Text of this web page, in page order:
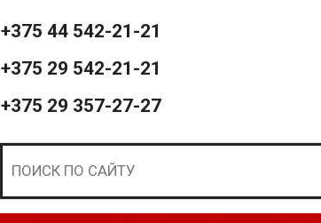
+375 44 542-21-21
+375 29 542-21-21
+375 29 357-27-27